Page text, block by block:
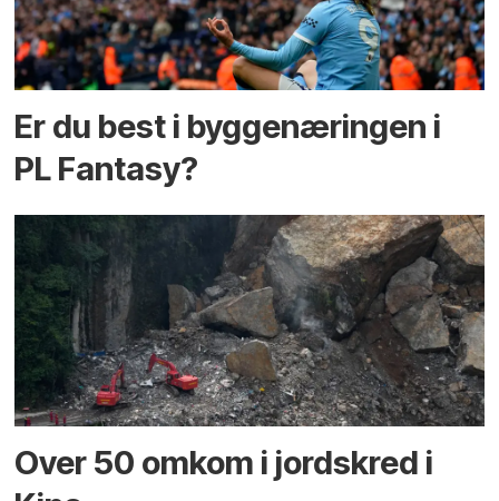
Er du best i bygge­næringen i
PL Fantasy?
Over 50 omkom i jord­skred i